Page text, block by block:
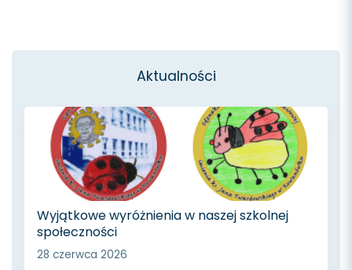
Aktualności
Wyjątkowe wyróżnienia w naszej szkolnej
społeczności
28 czerwca 2026